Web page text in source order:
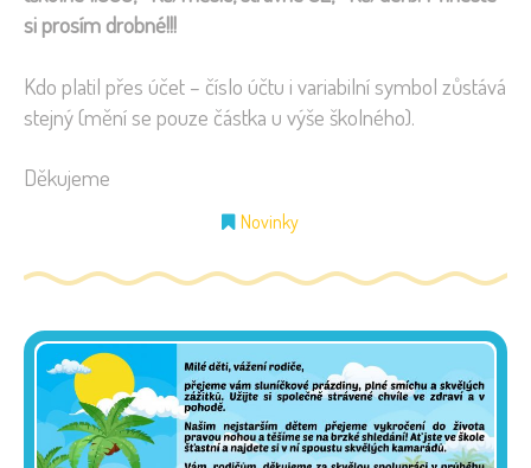
si prosím drobné!!!
Kdo platil přes účet – číslo účtu i variabilní symbol zůstává
stejný (mění se pouze částka u výše školného).
Děkujeme
Novinky